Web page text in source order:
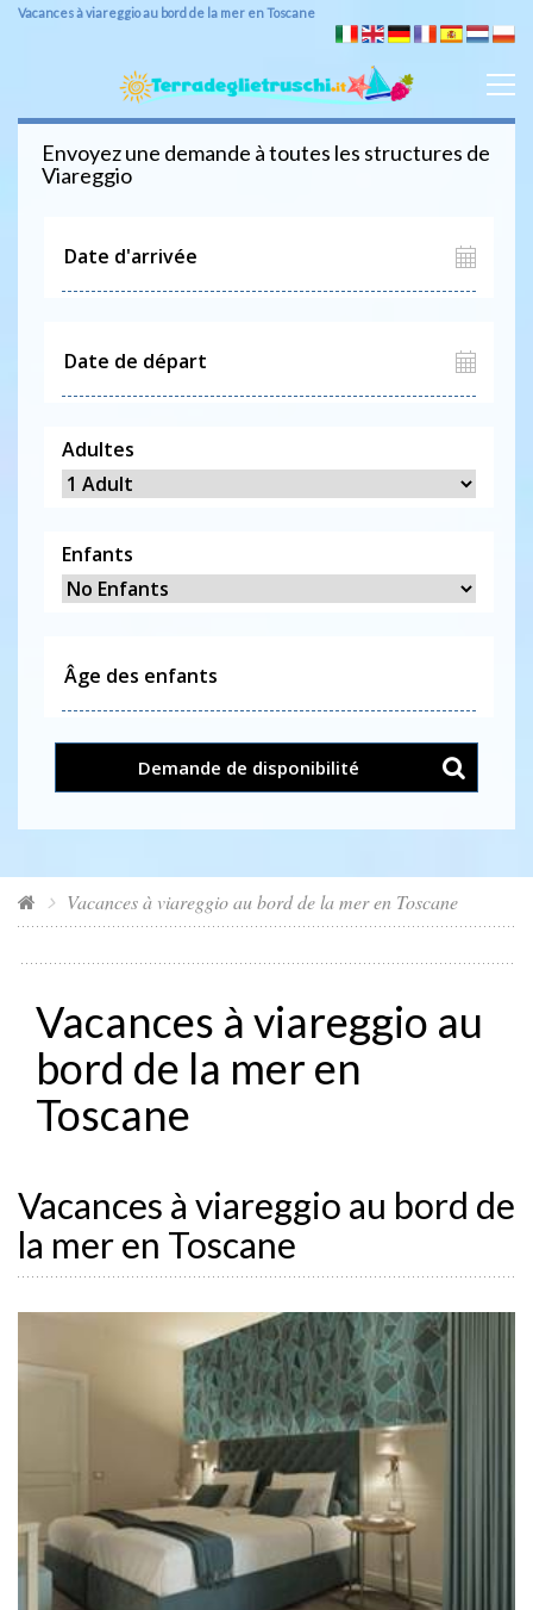
Vacances à viareggio au bord de la mer en Toscane
Envoyez une demande à toutes les structures de
Viareggio
Adultes
Enfants
Demande de disponibilité
Vacances à viareggio au bord de la mer en Toscane
Vacances à viareggio au
bord de la mer en
Toscane
Vacances à viareggio au bord de
la mer en Toscane